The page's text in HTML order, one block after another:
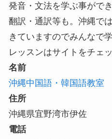
発音・文法を学ぶ事がで
翻訳・通訳等も。沖縄で
きていますのでみんなで
レッスンはサイトをチェッ
名前
沖縄中国語・韓国語教室
住所
沖縄県宜野湾市伊佐
電話